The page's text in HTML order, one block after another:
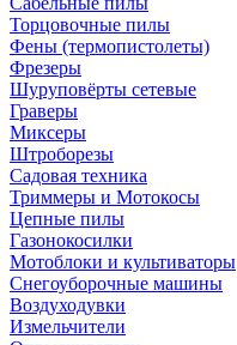
Торцовочные пилы
Фены (термопистолеты)
Фрезеры
Шуруповёрты сетевые
Граверы
Миксеры
Штроборезы
Садовая техника
Триммеры и Мотокосы
Цепные пилы
Газонокосилки
Мотоблоки и культиваторы
Снегоуборочные машины
Воздуходувки
Измельчители